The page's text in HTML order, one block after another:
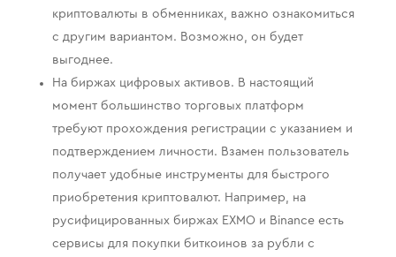
криптовалюты в обменниках, важно ознакомиться
с другим вариантом. Возможно, он будет
выгоднее.
На биржах цифровых активов. В настоящий
момент большинство торговых платформ
требуют прохождения регистрации с указанием и
подтверждением личности. Взамен пользователь
получает удобные инструменты для быстрого
приобретения криптовалют. Например, на
русифицированных биржах EXMO и Binance есть
сервисы для покупки биткоинов за рубли с